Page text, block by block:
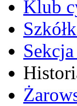
Klub